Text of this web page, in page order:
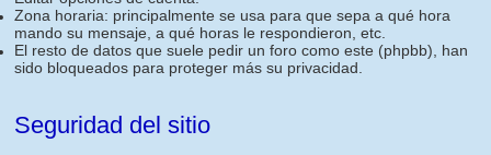
Zona horaria: principalmente se usa para que sepa a qué hora
mando su mensaje, a qué horas le respondieron, etc.
El resto de datos que suele pedir un foro como este (phpbb), han
sido bloqueados para proteger más su privacidad.
Seguridad del sitio